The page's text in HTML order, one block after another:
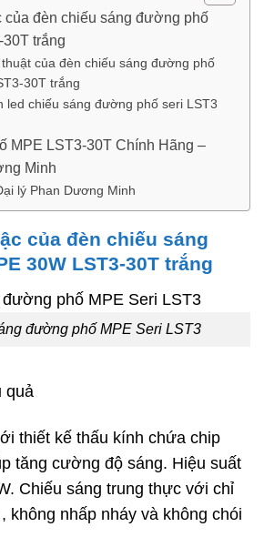
của đèn chiếu sáng đường phố
trắng
của đèn chiếu sáng đường phố
30T trắng
led chiếu sáng đường phố seri LST3
MPE LST3-30T Chính Hãng –
Minh
lý Phan Dương Minh
của đèn chiếu sáng
30W LST3-30T trắng
đường phố MPE Seri LST3
quả
thiết kế thấu kính chứa chip
tăng cường độ sáng. Hiệu suất
Chiếu sáng trung thực với chỉ
không nhấp nháy và không chói